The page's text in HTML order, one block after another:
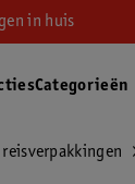
in huis
Categorieën